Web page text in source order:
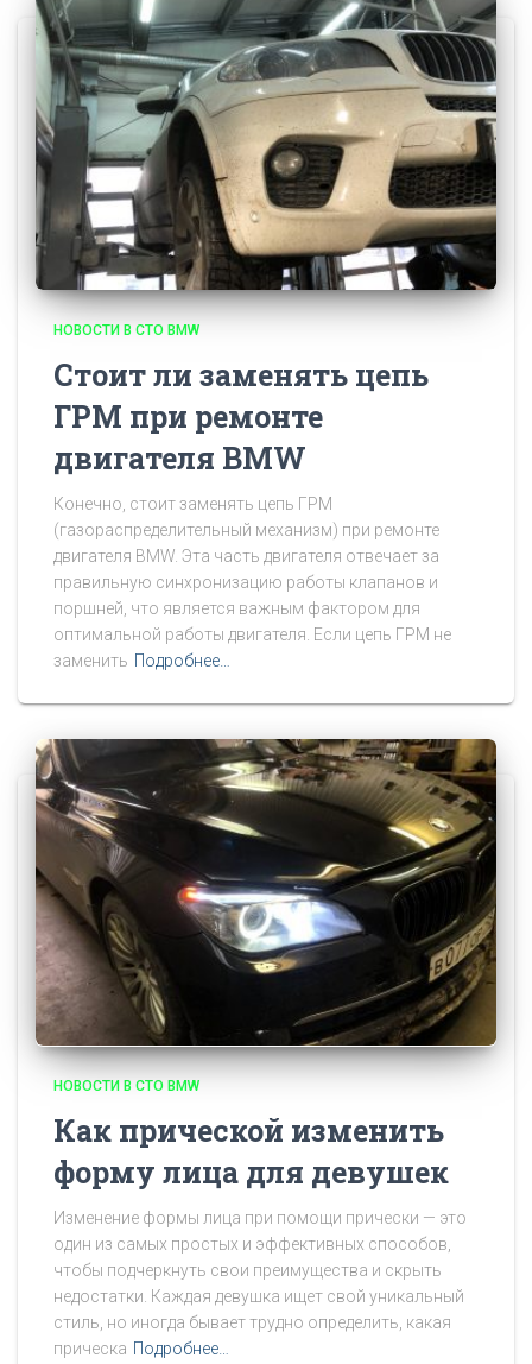
НОВОСТИ В СТО BMW
Стоит ли заменять цепь
ГРМ при ремонте
двигателя BMW
Конечно, стоит заменять цепь ГРМ
(газораспределительный механизм) при ремонте
двигателя BMW. Эта часть двигателя отвечает за
правильную синхронизацию работы клапанов и
поршней, что является важным фактором для
оптимальной работы двигателя. Если цепь ГРМ не
заменить Подробнее…
НОВОСТИ В СТО BMW
Как прической изменить
форму лица для девушек
Изменение формы лица при помощи прически — это
один из самых простых и эффективных способов,
чтобы подчеркнуть свои преимущества и скрыть
недостатки. Каждая девушка ищет свой уникальный
стиль, но иногда бывает трудно определить, какая
прическа Подробнее…